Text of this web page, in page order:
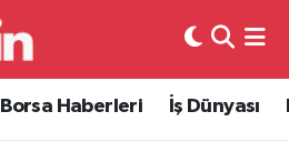
Borsa Haberleri İş Dünyası